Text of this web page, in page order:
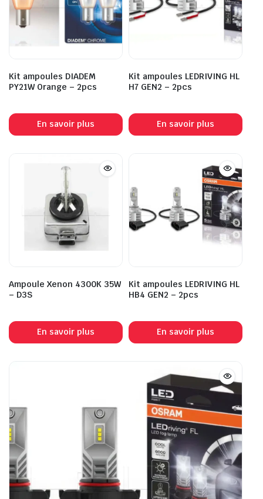
Kit ampoules DIADEM
PY21W Orange – 2pcs
En savoir plus
Kit ampoules LEDRIVING HL
H7 GEN2 – 2pcs
En savoir plus
Ampoule Xenon 4300K 35W
– D3S
En savoir plus
Kit ampoules LEDRIVING HL
HB4 GEN2 – 2pcs
En savoir plus